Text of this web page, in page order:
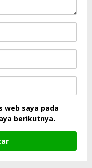
web saya pada
berikutnya.